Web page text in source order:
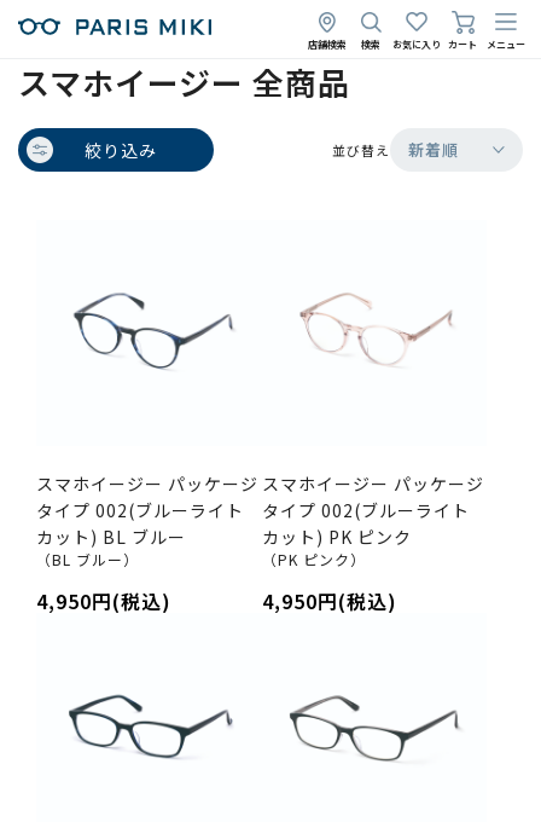
店舗検索 検索 お気に入り カート メニュー
スマホイージー 全商品
絞り込み 並び替え 新着順
スマホイージー パッケージ
タイプ 002(ブルーライト
カット) BL ブルー
（BL ブルー）
4,950円(税込)
スマホイージー パッケージ
タイプ 002(ブルーライト
カット) PK ピンク
（PK ピンク）
4,950円(税込)